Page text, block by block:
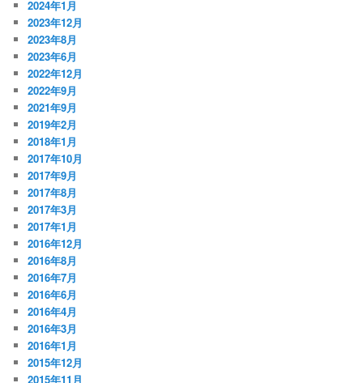
2024年1月
2023年12月
2023年8月
2023年6月
2022年12月
2022年9月
2021年9月
2019年2月
2018年1月
2017年10月
2017年9月
2017年8月
2017年3月
2017年1月
2016年12月
2016年8月
2016年7月
2016年6月
2016年4月
2016年3月
2016年1月
2015年12月
2015年11月